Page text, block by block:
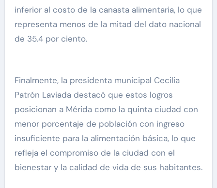
inferior al costo de la canasta alimentaria, lo que
representa menos de la mitad del dato nacional
de 35.4 por ciento.
Finalmente, la presidenta municipal Cecilia
Patrón Laviada destacó que estos logros
posicionan a Mérida como la quinta ciudad con
menor porcentaje de población con ingreso
insuficiente para la alimentación básica, lo que
refleja el compromiso de la ciudad con el
bienestar y la calidad de vida de sus habitantes.